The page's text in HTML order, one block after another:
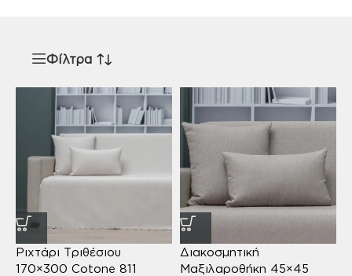
Φίλτρα
Ριχτάρι Τριθέσιου
170×300 Cotone 811
Διακοσμητική
Μαξιλαροθήκη 45×45